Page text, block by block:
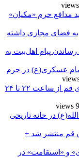
مدافع حرم «مکیان»
به فضای مجازی داشته
پیام اهل‌بیت به
عسکری(ع) در حرم
ساعت ۲۲ تا ۲۴
9 views
در خانه تاریخی
سال ۱۴۰۴ استان قم منتشر شد +
و «استقامت» در